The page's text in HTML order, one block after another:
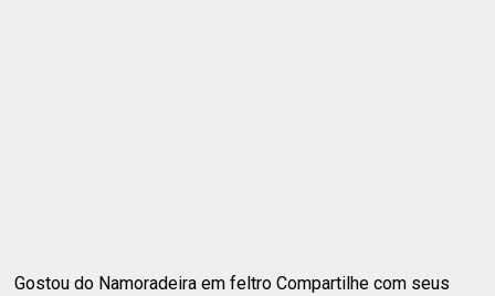
Gostou do Namoradeira em feltro Compartilhe com seus